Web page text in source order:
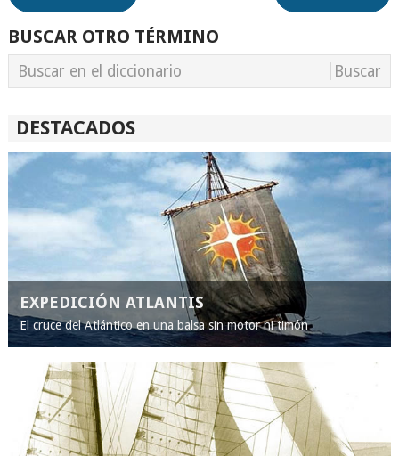
BUSCAR OTRO TÉRMINO
DESTACADOS
EXPEDICIÓN ATLANTIS
El cruce del Atlántico en una balsa sin motor ni timón